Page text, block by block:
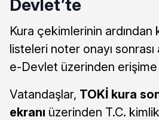
Devlet’te
Kura çekimlerinin ardından
listeleri noter onayı
e-Devlet üzerinden erişime
Vatandaşlar, TOKİ kura
ekranı üzerinden T.C.